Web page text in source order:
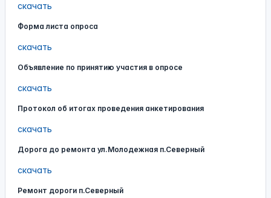
скачать
Форма листа опроса
скачать
Объявление по принятию участия в опросе
скачать
Протокол об итогах проведения анкетирования
скачать
Дорога до ремонта ул.Молодежная п.Северный
скачать
Ремонт дороги п.Северный